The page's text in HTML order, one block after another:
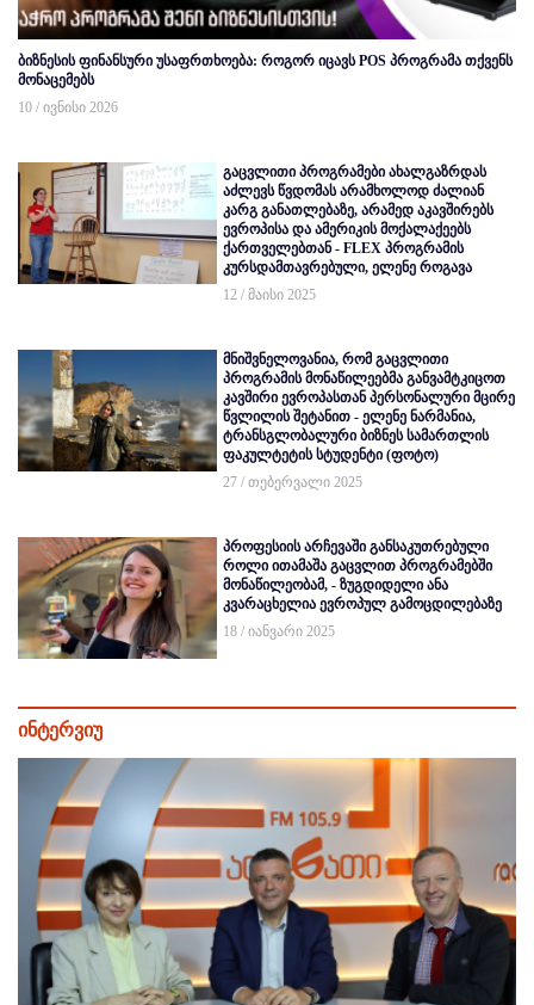
ბიზნესის ფინანსური უსაფრთხოება: როგორ იცავს POS პროგრამა თქვენს
მონაცემებს
10 / ივნისი 2026
გაცვლითი პროგრამები ახალგაზრდას
აძლევს წვდომას არამხოლოდ ძალიან
კარგ განათლებაზე, არამედ აკავშირებს
ევროპისა და ამერიკის მოქალაქეებს
ქართველებთან - FLEX პროგრამის
კურსდამთავრებული, ელენე როგავა
12 / მაისი 2025
მნიშვნელოვანია, რომ გაცვლითი
პროგრამის მონაწილეებმა განვამტკიცოთ
კავშირი ევროპასთან პერსონალური მცირე
წვლილის შეტანით - ელენე ნარმანია,
ტრანსგლობალური ბიზნეს სამართლის
ფაკულტეტის სტუდენტი (ფოტო)
27 / თებერვალი 2025
პროფესიის არჩევაში განსაკუთრებული
როლი ითამაშა გაცვლით პროგრამებში
მონაწილეობამ, - ზუგდიდელი ანა
კვარაცხელია ევროპულ გამოცდილებაზე
18 / იანვარი 2025
ინტერვიუ